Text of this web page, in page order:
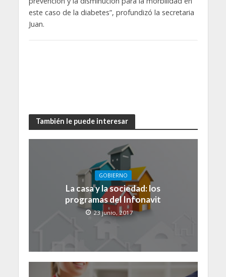
este caso de la diabetes”, profundizó la secretaria
Juan.
También le puede interesar
GOBIERNO
La casa y la sociedad: los
programas del Infonavit
23 junio, 2017